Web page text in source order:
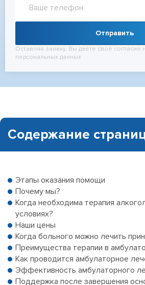
Отправить
Оставляя заявку, Вы даёте своё согласие
персональных данных
Содержание
Этапы оказания помощи
Почему мы?
Когда необходима терапия
условиях?
Наши цены
Когда больного можно лечить
Преимущества терапии в
Как проводится амбулаторное
Эффективность амбулаторного
Поддержка после завершения